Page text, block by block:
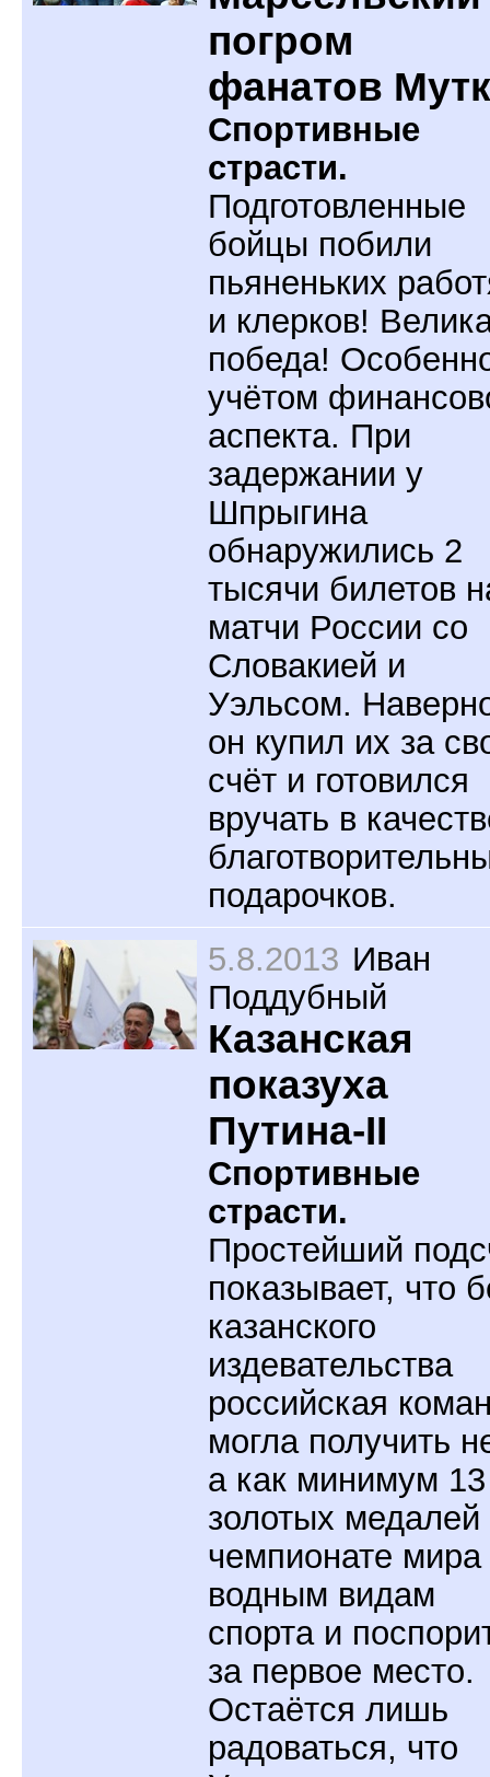
погром
фанатов
Спортивные
страсти.
Подготовленные
бойцы побили
пьяненьких
и клерков!
победа!
учётом
аспекта. При
задержании у
Шпрыгина
обнаружились 2
тысячи билетов
матчи России со
Словакией и
Уэльсом.
он купил их за
счёт и готовился
вручать в
подарочков.
5.8.2013 Иван
Поддубный
Казанская
показуха
Путина-II
Спортивные
страсти.
Простейший
показывает, что
казанского
издевательства
российская
могла получить
а как минимум 13
золотых медалей
чемпионате мира
водным видам
спорта и
за первое место.
Остаётся лишь
радоваться, что